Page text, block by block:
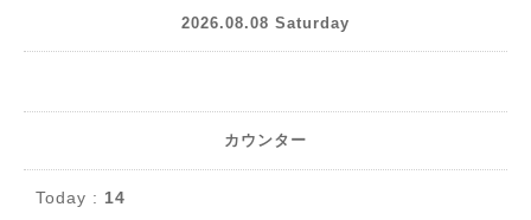
2026.08.08 Saturday
カウンター
Today : 14